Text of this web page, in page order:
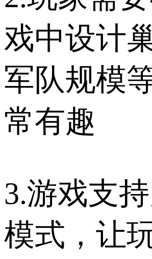
戏中设计
军队规模
常有趣
3.游戏支
模式，让